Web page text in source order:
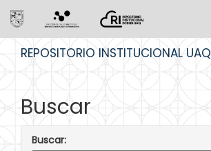
REPOSITORIO INSTITUCIONAL UAQ
Buscar
Buscar: